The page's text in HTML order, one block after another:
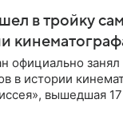
в тройку
официально занял
в истории
вышедшая